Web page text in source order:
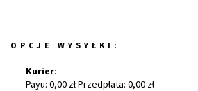
OPCJE WYSYŁKI:
Kurier:
Payu: 0,00 zł Przedpłata: 0,00 zł